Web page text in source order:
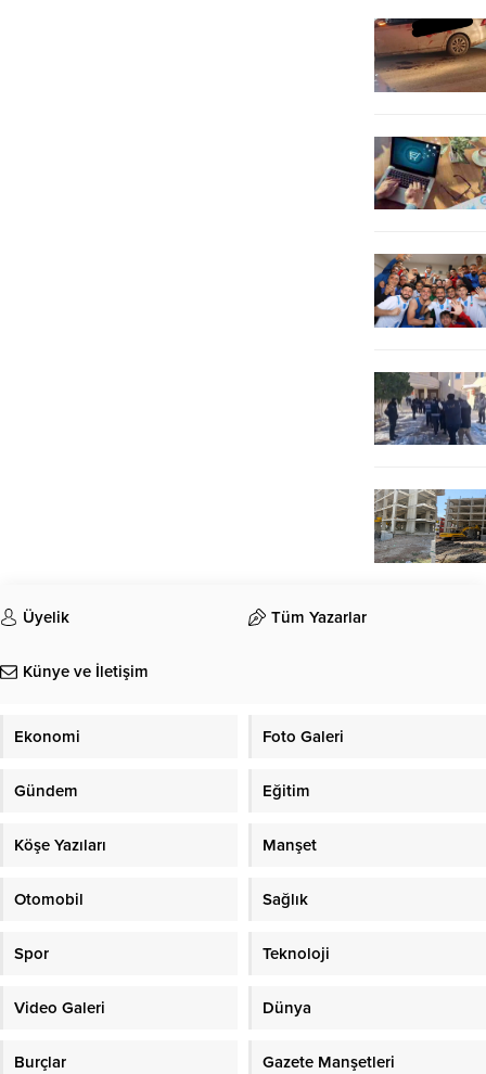
Üyelik Tüm Yazarlar
Künye ve İletişim
Ekonomi Foto Galeri
Gündem Eğitim
Köşe Yazıları Manşet
Otomobil Sağlık
Spor Teknoloji
Video Galeri Dünya
Burçlar Gazete Manşetleri